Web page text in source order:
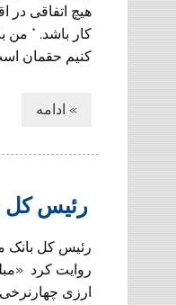
هیچ اتفاقی در
کار باشد. *
کنیم حقمان
» ادامه
رئیس کل بانک
ارزی